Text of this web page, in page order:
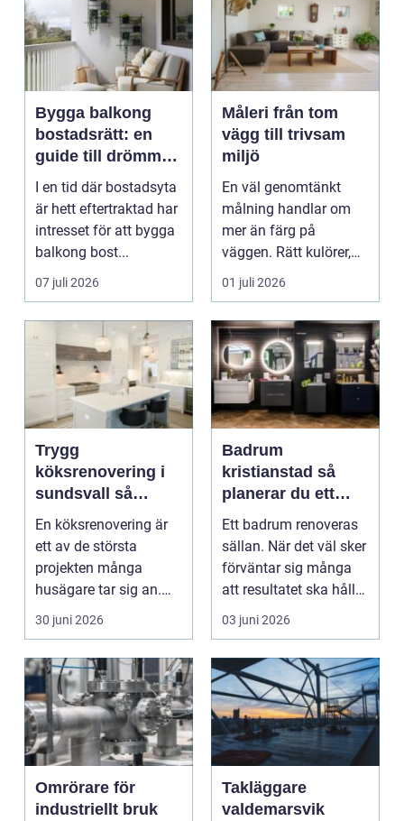
Bygga balkong
bostadsrätt: en
guide till drömmen
om extra yta
I en tid där bostadsyta
är hett eftertraktad har
intresset för att bygga
balkong bost...
07 juli 2026
Måleri från tom
vägg till trivsam
miljö
En väl genomtänkt
målning handlar om
mer än färg på
väggen. Rätt kulörer,
noggrant underarbete
och e...
01 juli 2026
Trygg
köksrenovering i
sundsvall så
skapar du ett kök
som håller länge
En köksrenovering är
ett av de största
projekten många
husägare tar sig an.
Kostnaderna är ofta
höga...
30 juni 2026
Badrum
kristianstad så
planerar du ett
tryggt och hållbart
badrumsprojekt
Ett badrum renoveras
sällan. När det väl sker
förväntar sig många
att resultatet ska hålla
i 2030 år...
03 juni 2026
Omrörare för
industriellt bruk
Takläggare
valdemarsvik